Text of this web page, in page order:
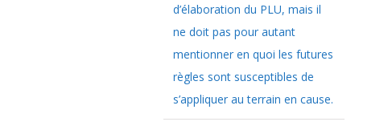
d’élaboration du PLU, mais il
ne doit pas pour autant
mentionner en quoi les futures
règles sont susceptibles de
s’appliquer au terrain en cause.